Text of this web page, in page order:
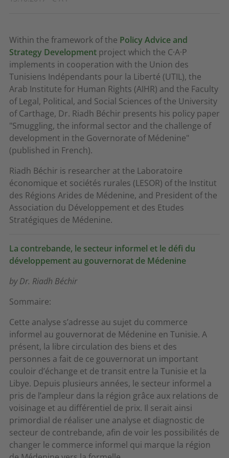
Within the framework of the Policy Advice and
Strategy Development project which the C·A·P
implements in cooperation with the Union des
Tunisiens Indépendants pour la Liberté (UTIL), the
Arab Institute for Human Rights (AIHR) and the Faculty
of Legal, Political, and Social Sciences of the University
of Carthage, Dr. Riadh Béchir presents his policy paper
"Smuggling, the informal sector and the challenge of
development in the Governorate of Médenine"
(published in French).
Riadh Béchir is researcher at the Laboratoire
économique et sociétés rurales (LESOR) of the Institut
des Régions Arides de Médenine, and President of the
Association du Développement et des Etudes
Stratégiques de Médenine.
La contrebande, le secteur informel et le défi du
développement au gouvernorat de Médenine
by Dr. Riadh Béchir
Sommaire:
Cette analyse s’adresse au sujet du commerce
informel au gouvernorat de Médenine en Tunisie. A
présent, la libre circulation des biens et des
personnes a fait de ce gouvernorat un important
couloir d’échange et de transit entre la Tunisie et la
Libye. Depuis plusieurs années, le secteur informel a
pris de l’ampleur dans la région grâce aux relations de
voisinage et au différentiel de prix. Il serait ainsi
primordial de réaliser une analyse et diagnostic de
secteur de contrebande, afin de voir les possibilités de
changer le commerce informel qui marque la région